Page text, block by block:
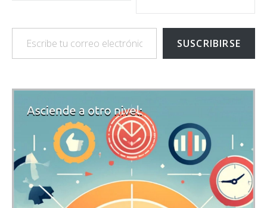
Escribe tu correo electrónico…
SUSCRIBIRSE